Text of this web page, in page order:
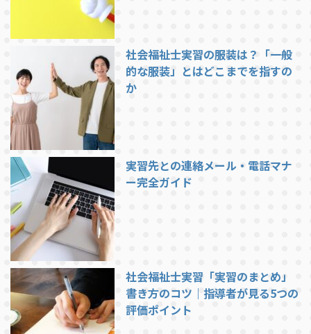
社会福祉士実習の服装は？「一般
的な服装」とはどこまでを指すの
か
実習先との連絡メール・電話マナ
ー完全ガイド
社会福祉士実習「実習のまとめ」
書き方のコツ｜指導者が見る5つの
評価ポイント